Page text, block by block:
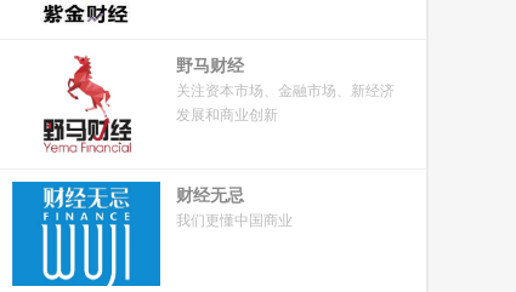
野马财经
关注资本市场、金融市场、新经济
发展和商业创新
财经无忌
我们更懂中国商业